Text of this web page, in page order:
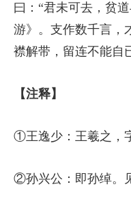
曰：“君未可去，贫
游》。支作数千言，
襟解带，留连不能自
【注释】
①王逸少：王羲之，
②孙兴公：即孙绰。